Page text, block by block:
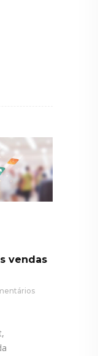
vendas